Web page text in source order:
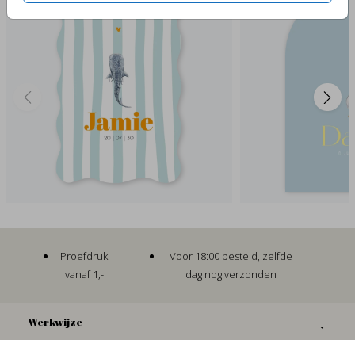
Proefdruk
vanaf 1,-
Voor 18:00 besteld, zelfde
dag nog verzonden
Werkwijze